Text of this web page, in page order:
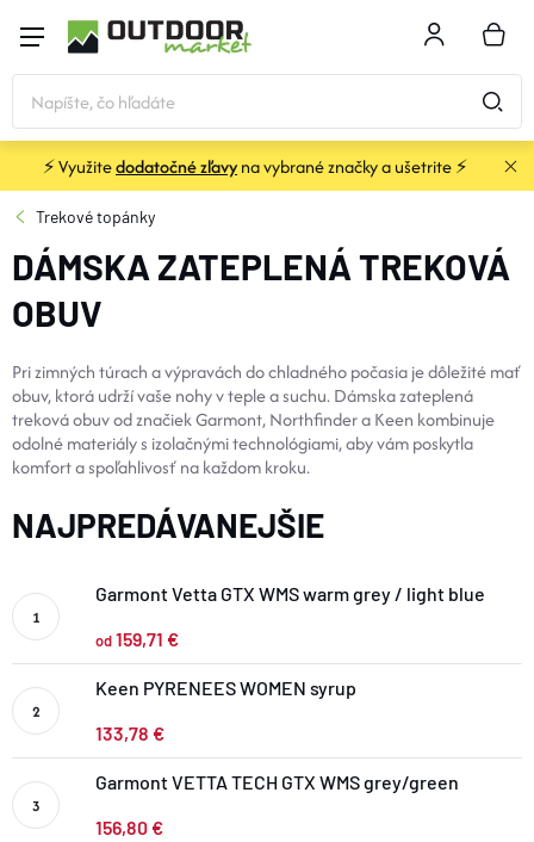
obsah
KOŠÍK
STANY a PRÍSTREŠKY
SPACÁKY
BATOHY a TAŠKY
OBLEČENIE
VYBAVENIE
TOPÁNKY a PONOŽKY
CYKLISTIKA
⚡ Využitedodatočné zľavyna vybrané značky a ušetrite ⚡
Trekové topánky
DÁMSKA ZATEPLENÁ TREKOVÁ
OBUV
Pri zimných túrach a výpravách do chladného počasia je dôležité mať
obuv, ktorá udrží vaše nohy v teple a suchu. Dámska zateplená
treková obuv od značiek Garmont, Northfinder a Keen kombinuje
odolné materiály s izolačnými technológiami, aby vám poskytla
komfort a spoľahlivosť na každom kroku.
NAJPREDÁVANEJŠIE
Garmont Vetta GTX WMS warm grey / light blue
od159,71 €
Keen PYRENEES WOMEN syrup
133,78 €
Garmont VETTA TECH GTX WMS grey/green
156,80 €